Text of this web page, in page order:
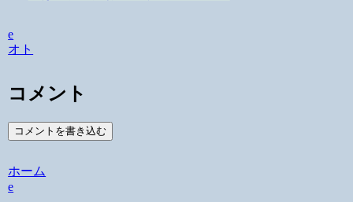
e
オト
コメント
コメントを書き込む
ホーム
e